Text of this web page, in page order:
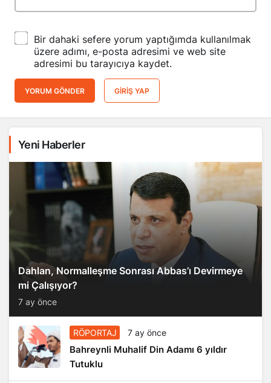
Bir dahaki sefere yorum yaptığımda kullanılmak
üzere adımı, e-posta adresimi ve web site
adresimi bu tarayıcıya kaydet.
YORUM GÖNDER GIRIŞ YAP
Yeni Haberler
Dahlan, Normalleşme Sonrası Abbas’ı Devirmeye
mi Çalışıyor?
7 ay önce
RÖPORTAJ 7 ay önce
Bahreynli Muhalif Din Adamı 6 yıldır
Tutuklu